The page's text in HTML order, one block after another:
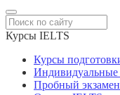
Курсы IELTS
Курсы
Индивидуальные
Пробный